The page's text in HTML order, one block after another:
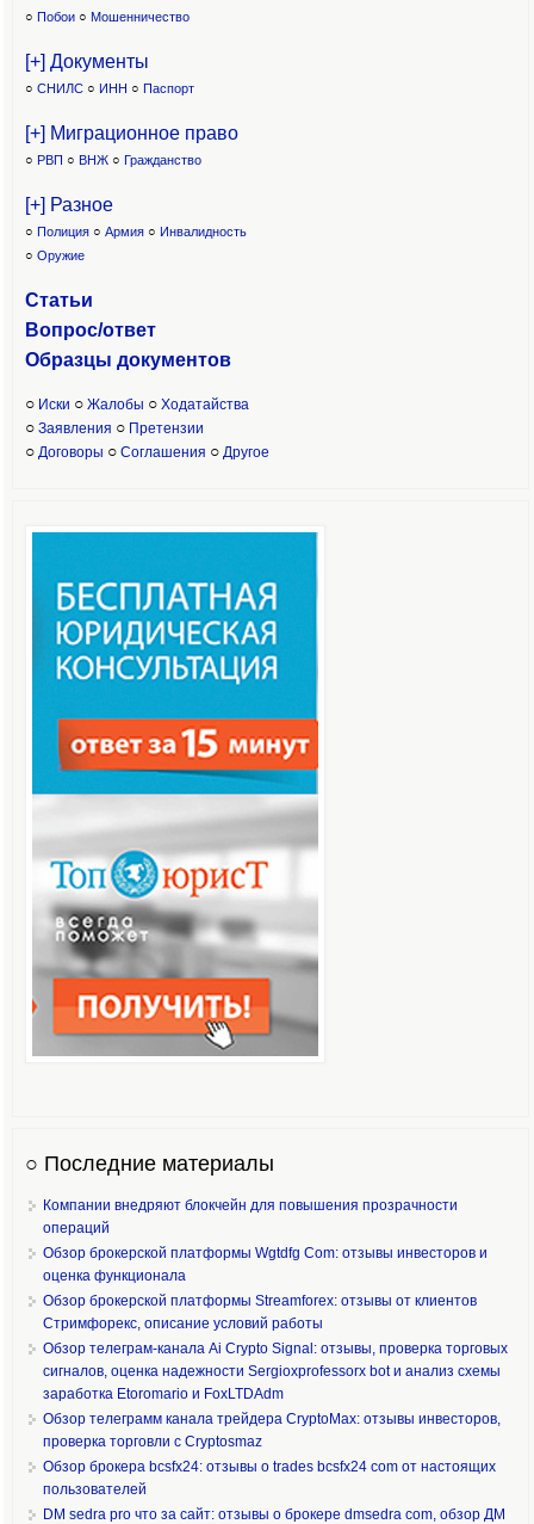
○ Побои ○ Мошенничество
[+] Документы
○ СНИЛС ○ ИНН ○ Паспорт
[+] Миграционное право
○ РВП ○ ВНЖ ○ Гражданство
[+] Разное
○ Полиция ○ Армия ○ Инвалидность
○ Оружие
Статьи
Вопрос/ответ
Образцы документов
○ Иски ○ Жалобы ○ Ходатайства
○ Заявления ○ Претензии
○ Договоры ○ Соглашения ○ Другое
○ Последние материалы
Компании внедряют блокчейн для повышения прозрачности
операций
Обзор брокерской платформы Wgtdfg Com: отзывы инвесторов и
оценка функционала
Обзор брокерской платформы Streamforex: отзывы от клиентов
Стримфорекс, описание условий работы
Обзор телеграм-канала Ai Crypto Signal: отзывы, проверка торговых
сигналов, оценка надежности Sergioxprofessorx bot и анализ схемы
заработка Etoromario и FoxLTDAdm
Обзор телеграмм канала трейдера CryptoMax: отзывы инвесторов,
проверка торговли с Cryptosmaz
Обзор брокера bcsfx24: отзывы о trades bcsfx24 com от настоящих
пользователей
DM sedra pro что за сайт: отзывы о брокере dmsedra com, обзор ДМ